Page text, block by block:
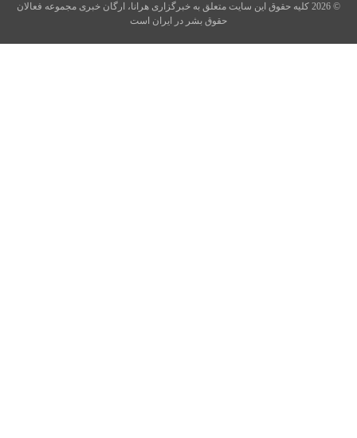
© 2026 کلیه حقوق این سایت متعلق به خبرگزاری هرانا، ارگان خبری مجموعه فعالان
حقوق بشر در ایران است